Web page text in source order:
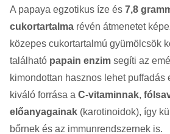
A papaya egzotikus íze és 7,8
cukortartalma révén átmenetet
közepes cukortartalmú gyümölcsök
található papain enzim segíti az
kimondottan hasznos lehet puffadás
kiváló forrása a C-vitaminnak,
előanyagainak (karotinoidok), így
bőrnek és az immunrendszernek is.